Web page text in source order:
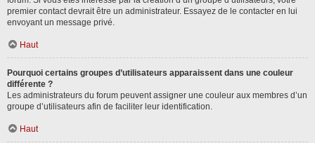
premier contact devrait être un administrateur. Essayez de le contacter en lui
envoyant un message privé.
Haut
Pourquoi certains groupes d’utilisateurs apparaissent dans une couleur
différente ?
Les administrateurs du forum peuvent assigner une couleur aux membres d’un
groupe d’utilisateurs afin de faciliter leur identification.
Haut